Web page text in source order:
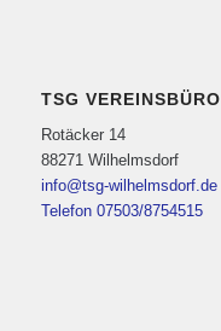
TSG VEREINSBÜRO
Rotäcker 14
88271 Wilhelmsdorf
info@tsg-wilhelmsdorf.de
Telefon 07503/8754515